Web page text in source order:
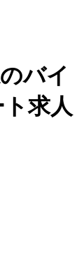
のバイ
求人